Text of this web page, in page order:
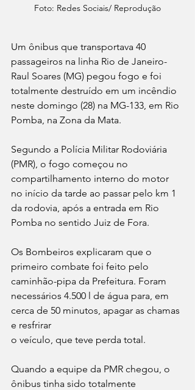
Foto: Redes Sociais/ Reprodução
Um ônibus que transportava 40
passageiros na linha Rio de Janeiro-
Raul Soares (MG) pegou fogo e foi
totalmente destruído em um incêndio
neste domingo (28) na MG-133, em Rio
Pomba, na Zona da Mata.
Segundo a Polícia Militar Rodoviária
(PMR), o fogo começou no
compartilhamento interno do motor
no início da tarde ao passar pelo km 1
da rodovia, após a entrada em Rio
Pomba no sentido Juiz de Fora.
Os Bombeiros explicaram que o
primeiro combate foi feito pelo
caminhão-pipa da Prefeitura. Foram
necessários 4.500 l de água para, em
cerca de 50 minutos, apagar as chamas
e resfrirar
o veículo, que teve perda total.
Quando a equipe da PMR chegou, o
ônibus tinha sido totalmente